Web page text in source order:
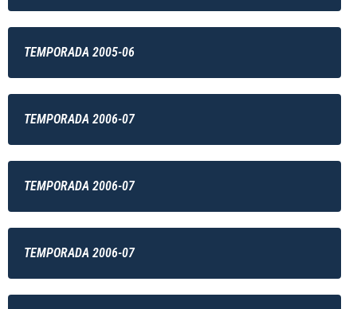
TEMPORADA 2005-06
TEMPORADA 2006-07
TEMPORADA 2006-07
TEMPORADA 2006-07